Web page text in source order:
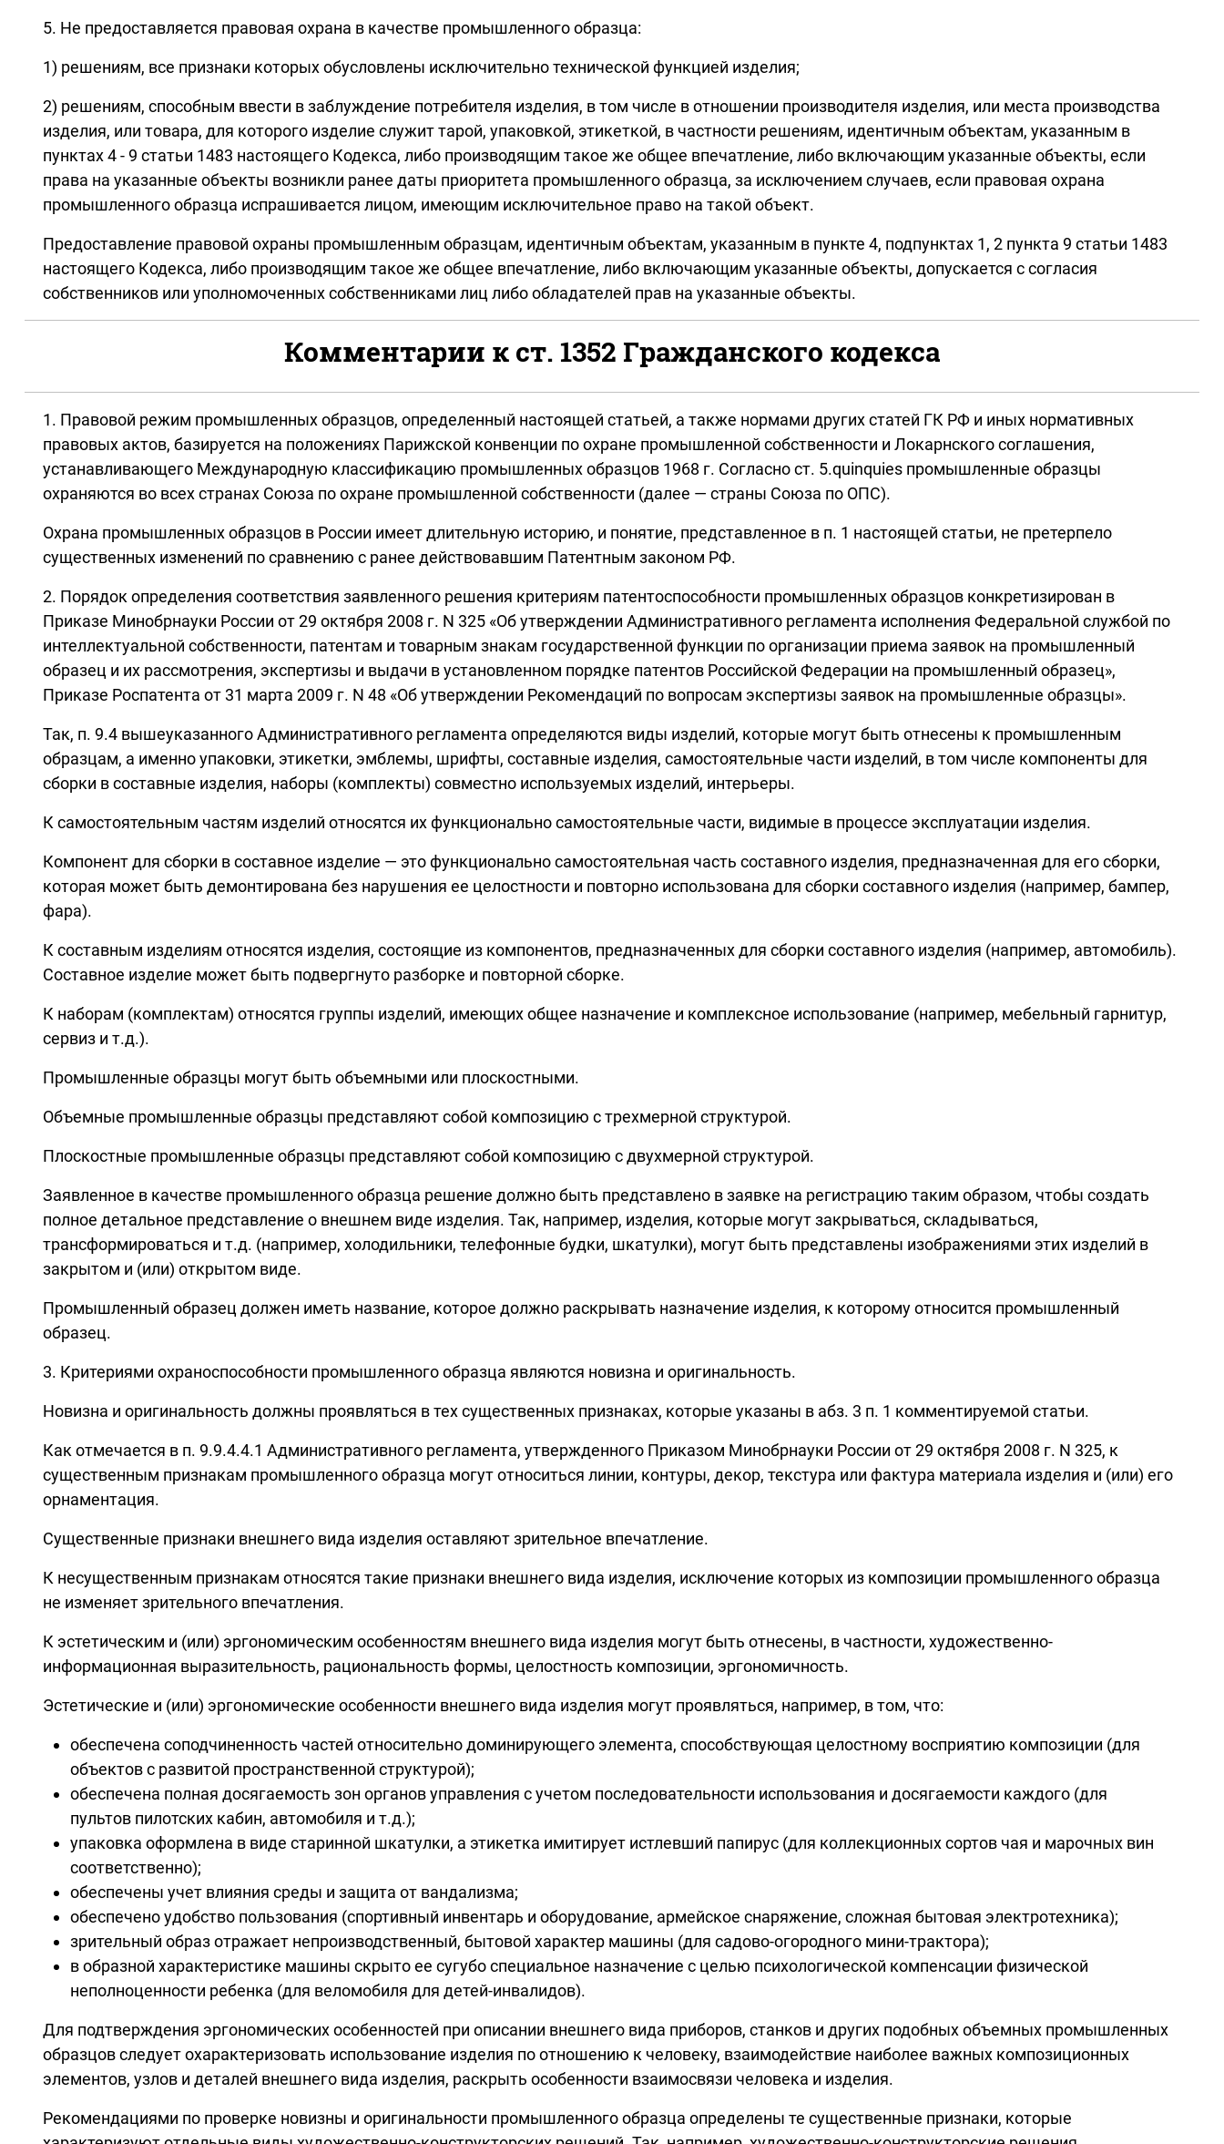
5. Не предоставляется правовая охрана в качестве промышленного образца:
1) решениям, все признаки которых обусловлены исключительно технической функцией изделия;
2) решениям, способным ввести в заблуждение потребителя изделия, в том числе в отношении производителя изделия, или места производства
изделия, или товара, для которого изделие служит тарой, упаковкой, этикеткой, в частности решениям, идентичным объектам, указанным в
пунктах 4 - 9 статьи 1483 настоящего Кодекса, либо производящим такое же общее впечатление, либо включающим указанные объекты, если
права на указанные объекты возникли ранее даты приоритета промышленного образца, за исключением случаев, если правовая охрана
промышленного образца испрашивается лицом, имеющим исключительное право на такой объект.
Предоставление правовой охраны промышленным образцам, идентичным объектам, указанным в пункте 4, подпунктах 1, 2 пункта 9 статьи 1483
настоящего Кодекса, либо производящим такое же общее впечатление, либо включающим указанные объекты, допускается с согласия
собственников или уполномоченных собственниками лиц либо обладателей прав на указанные объекты.
Комментарии к ст. 1352 Гражданского кодекса
1. Правовой режим промышленных образцов, определенный настоящей статьей, а также нормами других статей ГК РФ и иных нормативных
правовых актов, базируется на положениях Парижской конвенции по охране промышленной собственности и Локарнского соглашения,
устанавливающего Международную классификацию промышленных образцов 1968 г. Согласно ст. 5.quinquies промышленные образцы
охраняются во всех странах Союза по охране промышленной собственности (далее — страны Союза по ОПС).
Охрана промышленных образцов в России имеет длительную историю, и понятие, представленное в п. 1 настоящей статьи, не претерпело
существенных изменений по сравнению с ранее действовавшим Патентным законом РФ.
2. Порядок определения соответствия заявленного решения критериям патентоспособности промышленных образцов конкретизирован в
Приказе Минобрнауки России от 29 октября 2008 г. N 325 «Об утверждении Административного регламента исполнения Федеральной службой по
интеллектуальной собственности, патентам и товарным знакам государственной функции по организации приема заявок на промышленный
образец и их рассмотрения, экспертизы и выдачи в установленном порядке патентов Российской Федерации на промышленный образец»,
Приказе Роспатента от 31 марта 2009 г. N 48 «Об утверждении Рекомендаций по вопросам экспертизы заявок на промышленные образцы».
Так, п. 9.4 вышеуказанного Административного регламента определяются виды изделий, которые могут быть отнесены к промышленным
образцам, а именно упаковки, этикетки, эмблемы, шрифты, составные изделия, самостоятельные части изделий, в том числе компоненты для
сборки в составные изделия, наборы (комплекты) совместно используемых изделий, интерьеры.
К самостоятельным частям изделий относятся их функционально самостоятельные части, видимые в процессе эксплуатации изделия.
Компонент для сборки в составное изделие — это функционально самостоятельная часть составного изделия, предназначенная для его сборки,
которая может быть демонтирована без нарушения ее целостности и повторно использована для сборки составного изделия (например, бампер,
фара).
К составным изделиям относятся изделия, состоящие из компонентов, предназначенных для сборки составного изделия (например, автомобиль).
Составное изделие может быть подвергнуто разборке и повторной сборке.
К наборам (комплектам) относятся группы изделий, имеющих общее назначение и комплексное использование (например, мебельный гарнитур,
сервиз и т.д.).
Промышленные образцы могут быть объемными или плоскостными.
Объемные промышленные образцы представляют собой композицию с трехмерной структурой.
Плоскостные промышленные образцы представляют собой композицию с двухмерной структурой.
Заявленное в качестве промышленного образца решение должно быть представлено в заявке на регистрацию таким образом, чтобы создать
полное детальное представление о внешнем виде изделия. Так, например, изделия, которые могут закрываться, складываться,
трансформироваться и т.д. (например, холодильники, телефонные будки, шкатулки), могут быть представлены изображениями этих изделий в
закрытом и (или) открытом виде.
Промышленный образец должен иметь название, которое должно раскрывать назначение изделия, к которому относится промышленный
образец.
3. Критериями охраноспособности промышленного образца являются новизна и оригинальность.
Новизна и оригинальность должны проявляться в тех существенных признаках, которые указаны в абз. 3 п. 1 комментируемой статьи.
Как отмечается в п. 9.9.4.4.1 Административного регламента, утвержденного Приказом Минобрнауки России от 29 октября 2008 г. N 325, к
существенным признакам промышленного образца могут относиться линии, контуры, декор, текстура или фактура материала изделия и (или) его
орнаментация.
Существенные признаки внешнего вида изделия оставляют зрительное впечатление.
К несущественным признакам относятся такие признаки внешнего вида изделия, исключение которых из композиции промышленного образца
не изменяет зрительного впечатления.
К эстетическим и (или) эргономическим особенностям внешнего вида изделия могут быть отнесены, в частности, художественно-
информационная выразительность, рациональность формы, целостность композиции, эргономичность.
Эстетические и (или) эргономические особенности внешнего вида изделия могут проявляться, например, в том, что:
обеспечена соподчиненность частей относительно доминирующего элемента, способствующая целостному восприятию композиции (для
объектов с развитой пространственной структурой);
обеспечена полная досягаемость зон органов управления с учетом последовательности использования и досягаемости каждого (для
пультов пилотских кабин, автомобиля и т.д.);
упаковка оформлена в виде старинной шкатулки, а этикетка имитирует истлевший папирус (для коллекционных сортов чая и марочных вин
соответственно);
обеспечены учет влияния среды и защита от вандализма;
обеспечено удобство пользования (спортивный инвентарь и оборудование, армейское снаряжение, сложная бытовая электротехника);
зрительный образ отражает непроизводственный, бытовой характер машины (для садово-огородного мини-трактора);
в образной характеристике машины скрыто ее сугубо специальное назначение с целью психологической компенсации физической
неполноценности ребенка (для веломобиля для детей-инвалидов).
Для подтверждения эргономических особенностей при описании внешнего вида приборов, станков и других подобных объемных промышленных
образцов следует охарактеризовать использование изделия по отношению к человеку, взаимодействие наиболее важных композиционных
элементов, узлов и деталей внешнего вида изделия, раскрыть особенности взаимосвязи человека и изделия.
Рекомендациями по проверке новизны и оригинальности промышленного образца определены те существенные признаки, которые